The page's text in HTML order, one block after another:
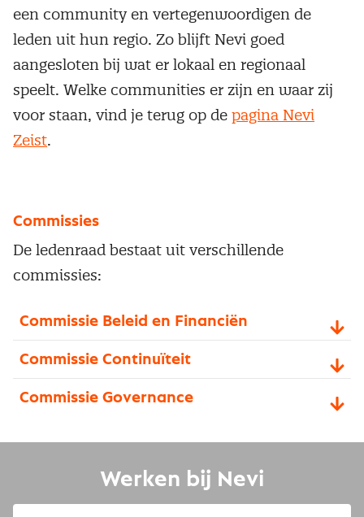
een community en vertegenwoordigen de
leden uit hun regio. Zo blijft Nevi goed
aangesloten bij wat er lokaal en regionaal
speelt. Welke communities er zijn en waar zij
voor staan, vind je terug op de pagina Nevi
Zeist.
Commissies
De ledenraad bestaat uit verschillende
commissies:
Commissie Beleid en Financiën
Commissie Continuïteit
Commissie Governance
Werken bij Nevi